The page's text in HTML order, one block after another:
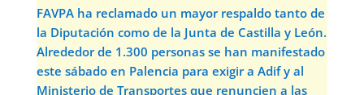
FAVPA ha reclamado un mayor respaldo tanto de
la Diputación como de la Junta de Castilla y León.
Alrededor de 1.300 personas se han manifestado
este sábado en Palencia para exigir a Adif y al
Ministerio de Transportes que renuncien a las